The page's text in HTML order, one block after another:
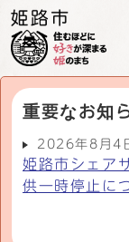
重要なお知
2026年8月4
姫路市シェア
供一時停止に